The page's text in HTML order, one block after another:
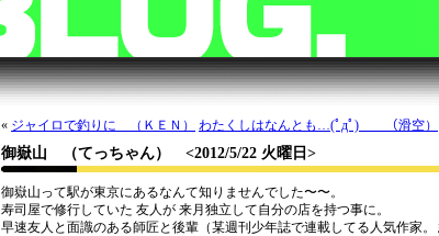
« ジャイロで釣りに （ＫＥＮ） わたくしはなんとも…(ﾟдﾟ) （滑空）
御嶽山 （てっちゃん） <2012/5/22 火曜日>
御嶽山って駅が東京にあるなんて知りませんでした〜〜。
寿司屋で修行していた 友人が 来月独立して自分の店を持つ事に。
早速友人と面識のある師匠と後輩（某週刊少年誌で連載してる人気作家